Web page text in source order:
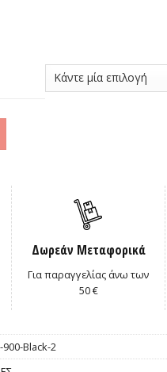
Δωρεάν Μεταφορικά
Για παραγγελίας άνω των
50 €
900-Black-2